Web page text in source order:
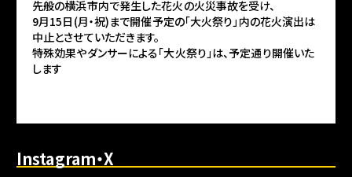
先般の横浜市内で発生した花火の火災事故を受け、
9月15日(月・祝)まで開催予定の「大火祭り」内の花火演出は
中止とさせていただきます。
特殊効果やダンサーによる「大火祭り」は、予定通り開催いた
します
Instagram・X